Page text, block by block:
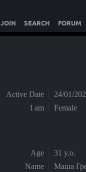
JOIN SEARCH FORUM
Active Date
24/01/
I am
Female
Age
31 y.o.
Name
Маша